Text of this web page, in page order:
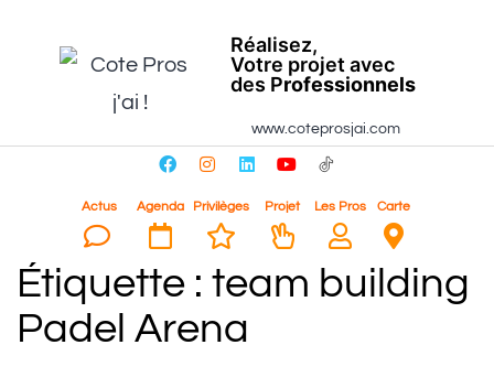
Réalisez,
Votre projet avec
des Professionnels
www.coteprosjai.com
Actus Agenda Privilèges Projet Les Pros Carte
Étiquette : team building
Padel Arena